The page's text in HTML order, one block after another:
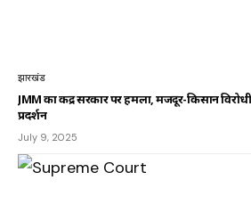
झारखंड
JMM का केंद्र सरकार पर हमला, मजदूर-किसान
प्रदर्शन
July 9, 2025